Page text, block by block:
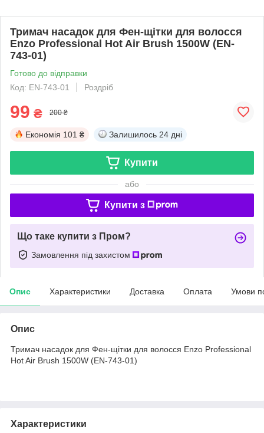
Тримач насадок для Фен-щітки для волосся
Enzo Professional Hot Air Brush 1500W (EN-
743-01)
Готово до відправки
Код: EN-743-01
Роздріб
99 ₴ 200 ₴
Економія 101 ₴ Залишилось 24 дні
Купити
або
Купити з
Що таке купити з Пром?
Замовлення під захистом
Опис Характеристики Доставка Оплата Умови
Опис
Тримач насадок для Фен-щітки для волосся Enzo Professional
Hot Air Brush 1500W (EN-743-01)
Характеристики